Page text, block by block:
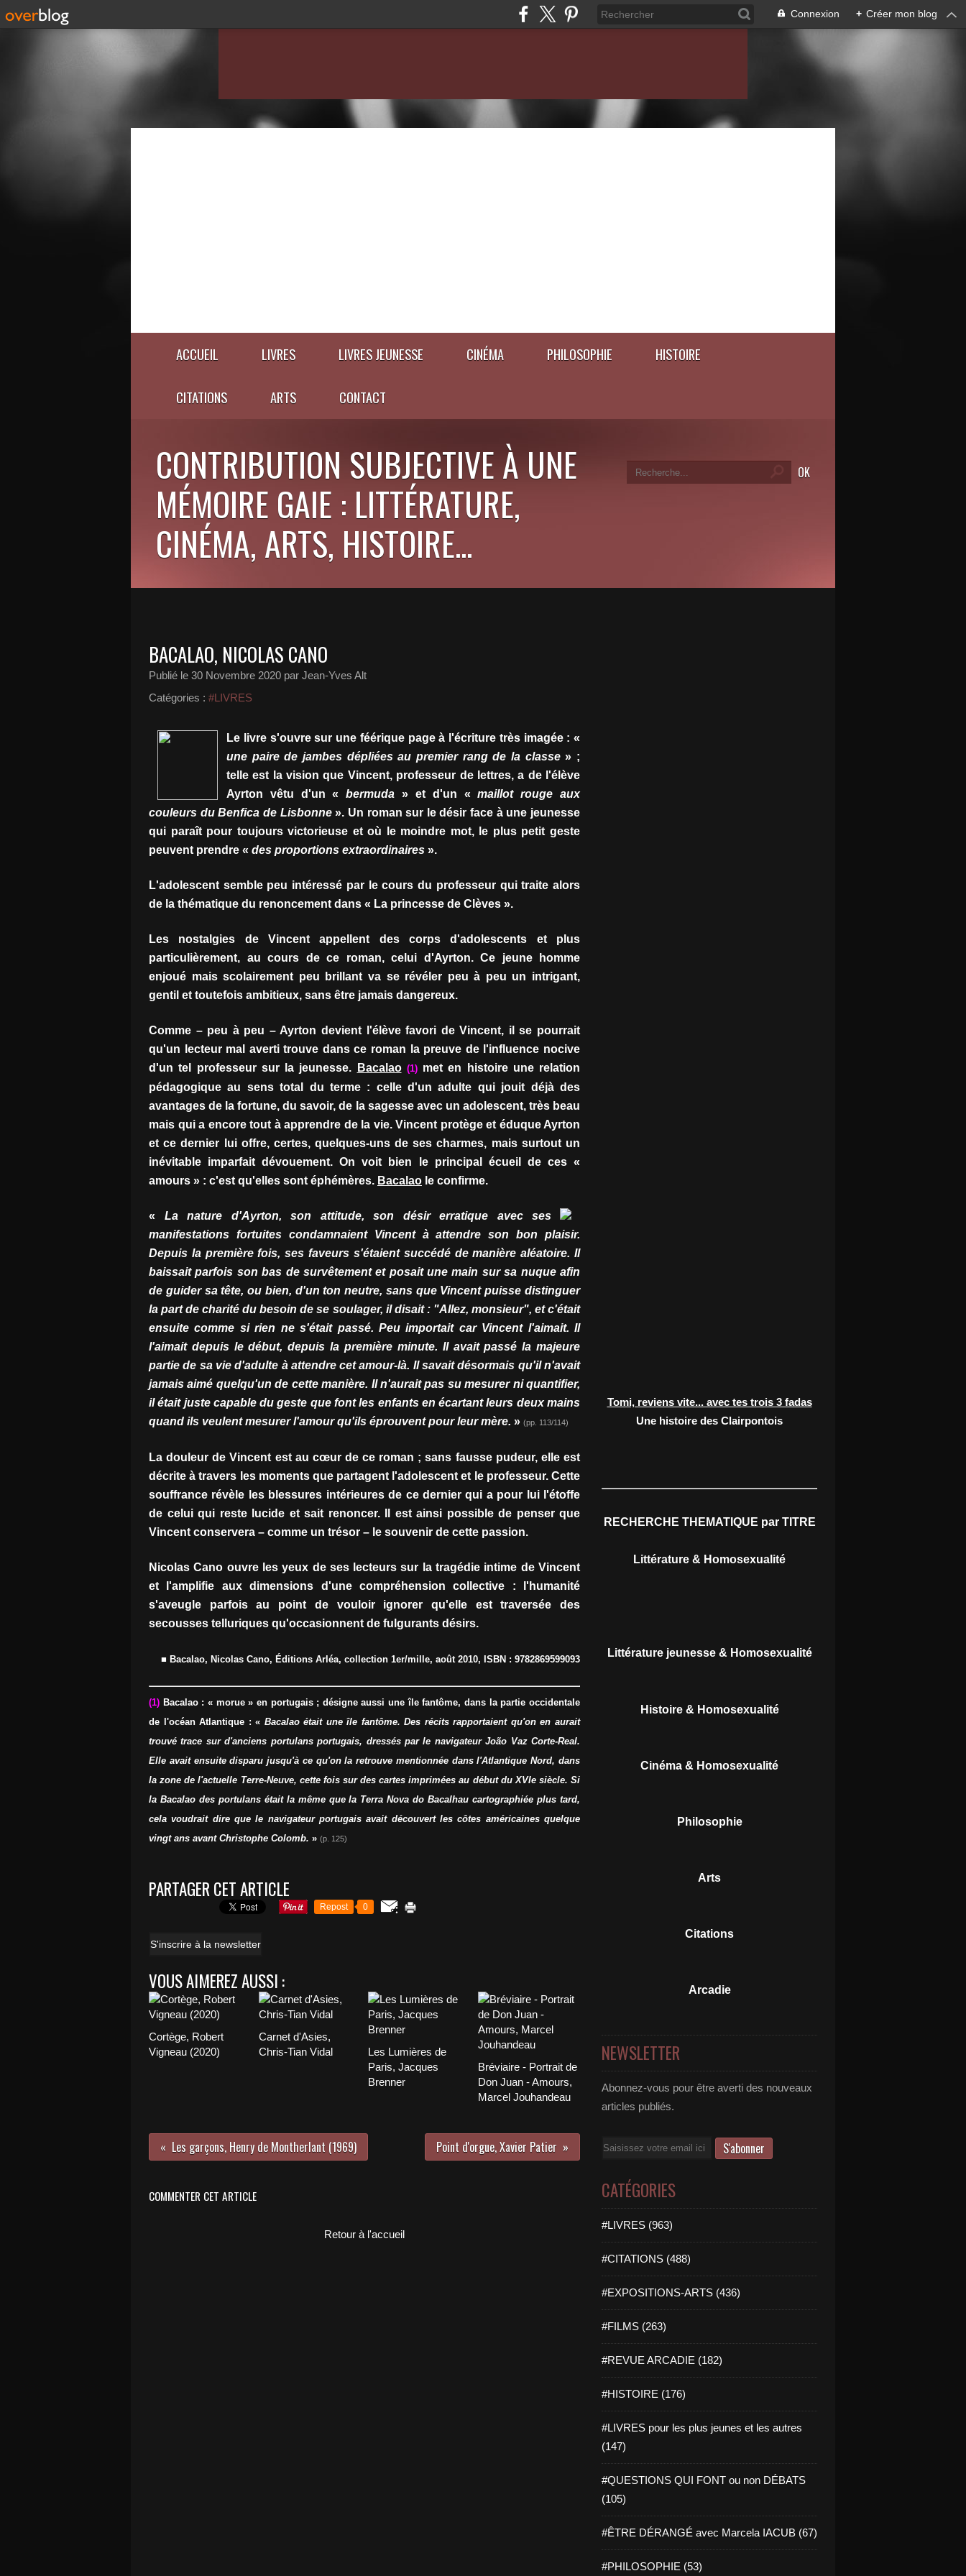
Connexion + Créer mon blog
ACCUEIL LIVRES LIVRES JEUNESSE CINÉMA PHILOSOPHIE HISTOIRE
CITATIONS ARTS CONTACT
CONTRIBUTION SUBJECTIVE À UNE
MÉMOIRE GAIE : LITTÉRATURE,
CINÉMA, ARTS, HISTOIRE...
BACALAO, NICOLAS CANO
Publié le 30 Novembre 2020 par Jean-Yves Alt
Catégories : #LIVRES
Le livre s'ouvre sur une féérique page à l'écriture très imagée : «
une paire de jambes dépliées au premier rang de la classe» ;
telle est la vision que Vincent, professeur de lettres, a de l'élève
Ayrton vêtu d'un «bermuda » et d'un «maillot rouge aux
couleurs du Benfica de Lisbonne». Un roman sur le désir face à une jeunesse
qui paraît pour toujours victorieuse et où le moindre mot, le plus petit geste
peuvent prendre « des proportions extraordinaires ».
L'adolescent semble peu intéressé par le cours du professeur qui traite alors
de la thématique du renoncement dans « La princesse de Clèves ».
Les nostalgies de Vincent appellent des corps d'adolescents et plus
particulièrement, au cours de ce roman, celui d'Ayrton. Ce jeune homme
enjoué mais scolairement peu brillant va se révéler peu à peu un intrigant,
gentil et toutefois ambitieux, sans être jamais dangereux.
Comme – peu à peu – Ayrton devient l'élève favori de Vincent, il se pourrait
qu'un lecteur mal averti trouve dans ce roman la preuve de l'influence nocive
d'un tel professeur sur la jeunesse.
Bacalao (1)met en histoire une relation
pédagogique au sens total du terme : celle d'un adulte qui jouit déjà des
avantages de la fortune, du savoir, de la sagesse avec un adolescent, très beau
mais qui a encore tout à apprendre de la vie. Vincent protège et éduque Ayrton
et ce dernier lui offre, certes, quelques-uns de ses charmes, mais surtout un
inévitable imparfait dévouement. On voit bien le principal écueil de ces «
amours » : c'est qu'elles sont éphémères. Bacalao le confirme.
« La nature d'Ayrton, son attitude, son désir erratique avec ses
manifestations fortuites condamnaient Vincent à attendre son bon plaisir.
Depuis la première fois, ses faveurs s'étaient succédé de manière aléatoire. Il
baissait parfois son bas de survêtement et posait une main sur sa nuque afin
de guider sa tête, ou bien, d'un ton neutre, sans que Vincent puisse distinguer
la part de charité du besoin de se soulager, il disait : "Allez, monsieur", et c'était
ensuite comme si rien ne s'était passé. Peu importait car Vincent l'aimait. Il
l'aimait depuis le début, depuis la première minute. Il avait passé la majeure
partie de sa vie d'adulte à attendre cet amour-là. Il savait désormais qu'il n'avait
jamais aimé quelqu'un de cette manière. Il n'aurait pas su mesurer ni quantifier,
il était juste capable du geste que font les enfants en écartant leurs deux mains
quand ils veulent mesurer l'amour qu'ils éprouvent pour leur mère. » (pp. 113/114)
La douleur de Vincent est au cœur de ce roman ; sans fausse pudeur, elle est
décrite à travers les moments que partagent l'adolescent et le professeur. Cette
souffrance révèle les blessures intérieures de ce dernier qui a pour lui l'étoffe
de celui qui reste lucide et sait renoncer. Il est ainsi possible de penser que
Vincent conservera – comme un trésor – le souvenir de cette passion.
Nicolas Cano ouvre les yeux de ses lecteurs sur la tragédie intime de Vincent
et l'amplifie aux dimensions d'une compréhension collective : l'humanité
s'aveugle parfois au point de vouloir ignorer qu'elle est traversée des
secousses telluriques qu'occasionnent de fulgurants désirs.
■ Bacalao, Nicolas Cano, Éditions Arléa, collection 1er/mille, août 2010, ISBN : 9782869599093
(1) Bacalao : « morue » en portugais ; désigne aussi une île fantôme, dans la partie occidentale
de l'océan Atlantique : « Bacalao était une île fantôme. Des récits rapportaient qu'on en aurait
trouvé trace sur d'anciens portulans portugais, dressés par le navigateur João Vaz Corte-Real.
Elle avait ensuite disparu jusqu'à ce qu'on la retrouve mentionnée dans l'Atlantique Nord, dans
la zone de l'actuelle Terre-Neuve, cette fois sur des cartes imprimées au début du XVIe siècle. Si
la Bacalao des portulans était la même que la Terra Nova do Bacalhau cartographiée plus tard,
cela voudrait dire que le navigateur portugais avait découvert les côtes américaines quelque
vingt ans avant Christophe Colomb. » (p. 125)
PARTAGER CET ARTICLE
Repost 0
S'inscrire à la newsletter
VOUS AIMEREZ AUSSI :
Cortège, Robert
Vigneau (2020)
Carnet d'Asies,
Chris-Tian Vidal
Les Lumières de
Paris, Jacques
Brenner
Bréviaire - Portrait de
Don Juan - Amours,
Marcel Jouhandeau
Les garçons, Henry de Montherlant (1969) Point d'orgue, Xavier Patier
COMMENTER CET ARTICLE
Retour à l'accueil
Tomi, reviens vite... avec tes trois 3 fadas
Une histoire des Clairpontois
RECHERCHE THEMATIQUE par TITRE
Littérature & Homosexualité
Littérature jeunesse & Homosexualité
Histoire & Homosexualité
Cinéma & Homosexualité
Philosophie
Arts
Citations
Arcadie
NEWSLETTER
Abonnez-vous pour être averti des nouveaux
articles publiés.
Email
CATÉGORIES
#LIVRES (963)
#CITATIONS (488)
#EXPOSITIONS-ARTS (436)
#FILMS (263)
#REVUE ARCADIE (182)
#HISTOIRE (176)
#LIVRES pour les plus jeunes et les autres
(147)
#QUESTIONS QUI FONT ou non DÉBATS
(105)
#ÊTRE DÉRANGÉ avec Marcela IACUB (67)
#PHILOSOPHIE (53)